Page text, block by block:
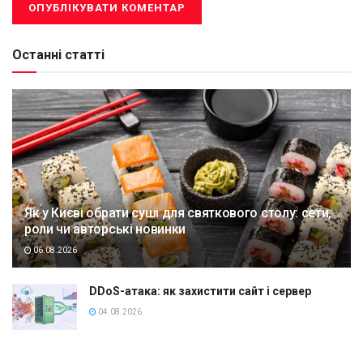
Останні статті
Як у Києві обрати суші для святкового столу: сети,
роли чи авторські новинки
06.08.2026
DDoS-атака: як захистити сайт і сервер
04.08.2026